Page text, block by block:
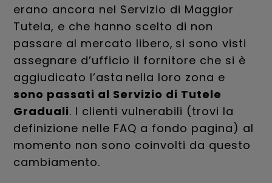
erano ancora nel Servizio di Maggior
Tutela, e che hanno scelto di non
passare al mercato libero, si sono visti
assegnare d’ufficio il fornitore che si è
aggiudicato l’asta nella loro zona e
sono passati al Servizio di Tutele
Graduali. I clienti vulnerabili (trovi la
definizione nelle FAQ a fondo pagina) al
momento non sono coinvolti da questo
cambiamento.